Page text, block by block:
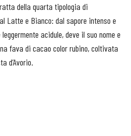
della quarta tipologia di
Latte e Bianco: dal sapore intenso e
acidule, deve il suo nome e
fava di cacao color rubino, coltivata
d’Avorio.